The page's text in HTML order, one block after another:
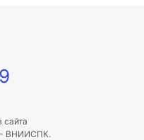
сайта
- ВНИИСПК.